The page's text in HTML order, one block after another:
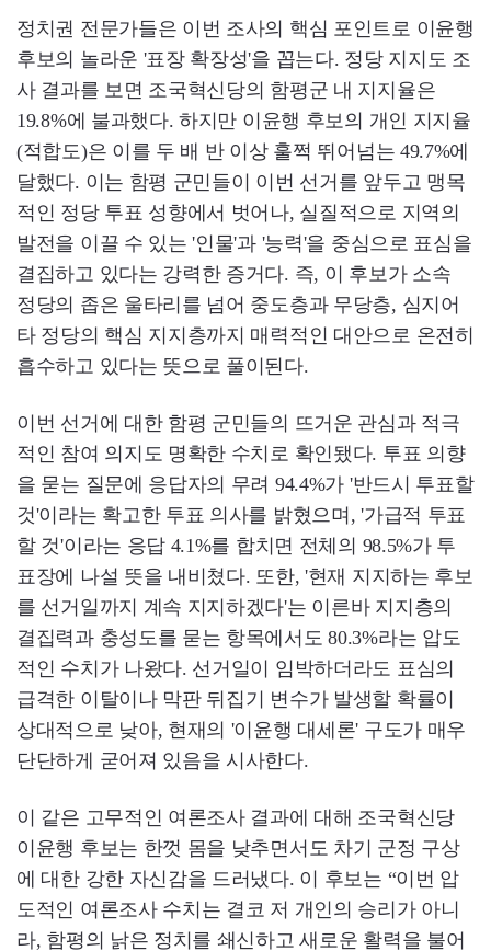
정치권 전문가들은 이번 조사의 핵심 포인트로 이윤행
후보의 놀라운 '표장 확장성'을 꼽는다. 정당 지지도 조
사 결과를 보면 조국혁신당의 함평군 내 지지율은
19.8%에 불과했다. 하지만 이윤행 후보의 개인 지지율
(적합도)은 이를 두 배 반 이상 훌쩍 뛰어넘는 49.7%에
달했다. 이는 함평 군민들이 이번 선거를 앞두고 맹목
적인 정당 투표 성향에서 벗어나, 실질적으로 지역의
발전을 이끌 수 있는 '인물'과 '능력'을 중심으로 표심을
결집하고 있다는 강력한 증거다. 즉, 이 후보가 소속
정당의 좁은 울타리를 넘어 중도층과 무당층, 심지어
타 정당의 핵심 지지층까지 매력적인 대안으로 온전히
흡수하고 있다는 뜻으로 풀이된다.
이번 선거에 대한 함평 군민들의 뜨거운 관심과 적극
적인 참여 의지도 명확한 수치로 확인됐다. 투표 의향
을 묻는 질문에 응답자의 무려 94.4%가 '반드시 투표할
것'이라는 확고한 투표 의사를 밝혔으며, '가급적 투표
할 것'이라는 응답 4.1%를 합치면 전체의 98.5%가 투
표장에 나설 뜻을 내비쳤다. 또한, '현재 지지하는 후보
를 선거일까지 계속 지지하겠다'는 이른바 지지층의
결집력과 충성도를 묻는 항목에서도 80.3%라는 압도
적인 수치가 나왔다. 선거일이 임박하더라도 표심의
급격한 이탈이나 막판 뒤집기 변수가 발생할 확률이
상대적으로 낮아, 현재의 '이윤행 대세론' 구도가 매우
단단하게 굳어져 있음을 시사한다.
이 같은 고무적인 여론조사 결과에 대해 조국혁신당
이윤행 후보는 한껏 몸을 낮추면서도 차기 군정 구상
에 대한 강한 자신감을 드러냈다. 이 후보는 “이번 압
도적인 여론조사 수치는 결코 저 개인의 승리가 아니
라, 함평의 낡은 정치를 쇄신하고 새로운 활력을 불어